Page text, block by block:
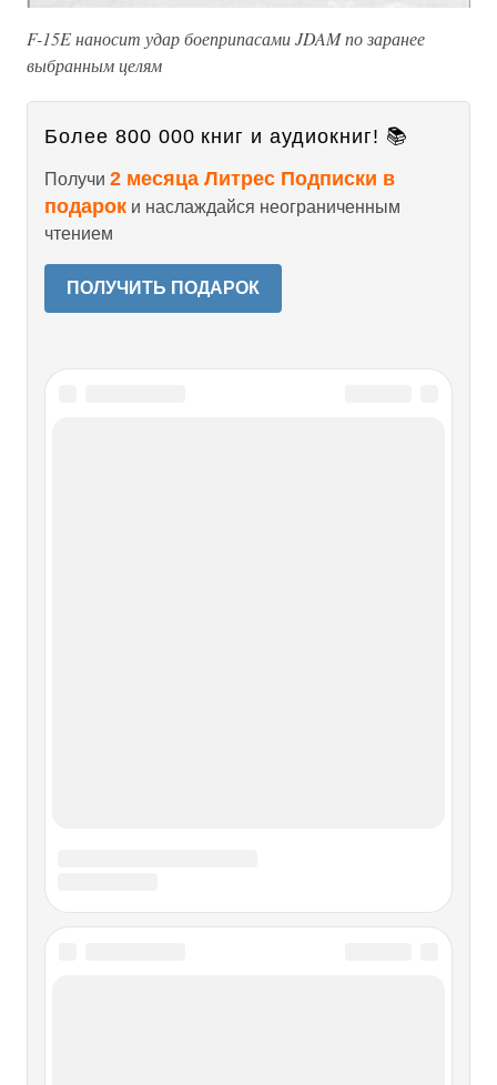
F-15E наносит удар боеприпасами JDAM по заранее
выбранным целям
Более 800 000 книг и аудиокниг! 📚
Получи 2 месяца Литрес Подписки в
подарок и наслаждайся неограниченным
чтением
ПОЛУЧИТЬ ПОДАРОК